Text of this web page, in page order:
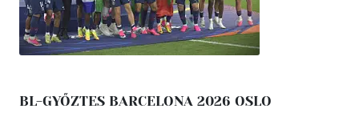
BL-GYŐZTES BARCELONA 2026 OSLO